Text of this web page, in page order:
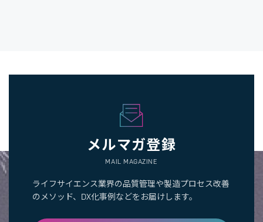
メルマガ登録
MAIL MAGAZINE
ライフサイエンス業界の品質管理や製造プロセス改善
のメソッド、DX化事例などをお届けします。